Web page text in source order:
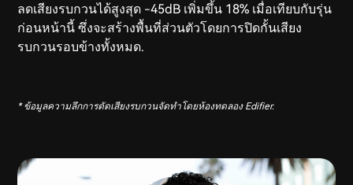
ลดเสียงรบกวนได้สูงสุด -45dB เพิ่มขึ้น 18% เมื่อเทียบกับรุ่น
ก่อนหน้านี้ ซึ่งจะสร้างพื้นที่ส่วนตัวโดยการปิดกั้นเสียง
รบกวนรอบข้างทั้งหมด.
* ข้อมูลความลึกการตัดเสียงรบกวนจัดทำโดยห้องทดลอง Edifier.